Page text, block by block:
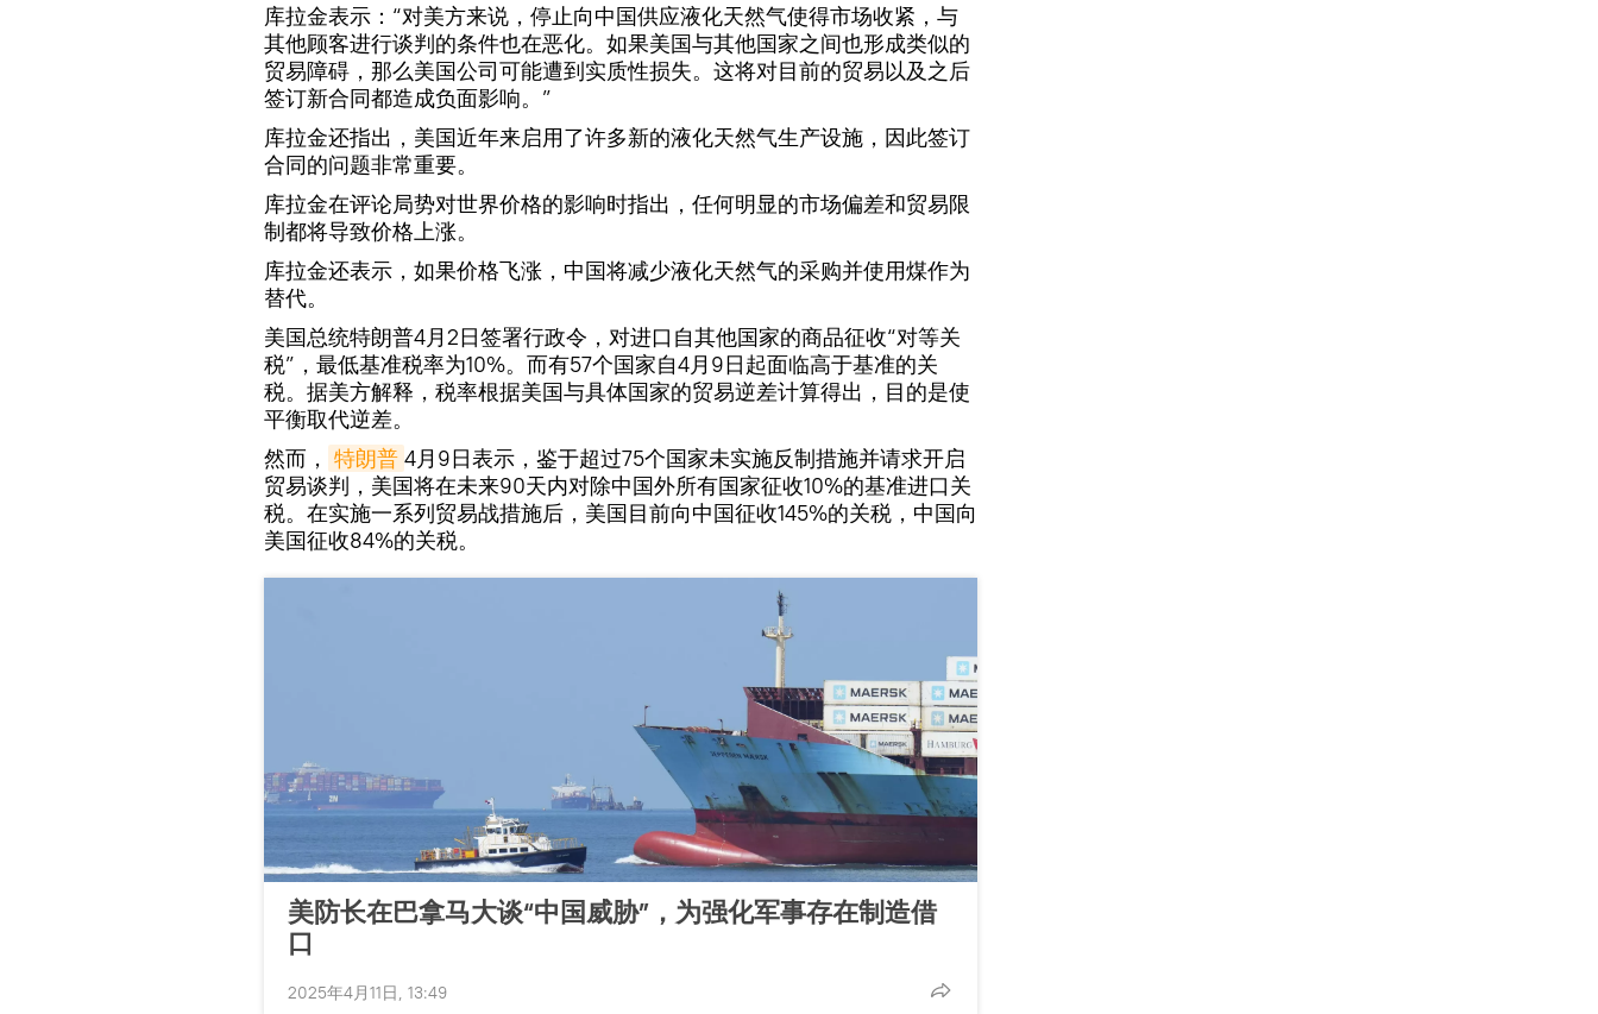
库拉金表示：“对美方来说，停止向中国供应液化天然气使得市场收紧，与
其他顾客进行谈判的条件也在恶化。如果美国与其他国家之间也形成类似的
贸易障碍，那么美国公司可能遭到实质性损失。这将对目前的贸易以及之后
签订新合同都造成负面影响。”
库拉金还指出，美国近年来启用了许多新的液化天然气生产设施，因此签订
合同的问题非常重要。
库拉金在评论局势对世界价格的影响时指出，任何明显的市场偏差和贸易限
制都将导致价格上涨。
库拉金还表示，如果价格飞涨，中国将减少液化天然气的采购并使用煤作为
替代。
美国总统特朗普4月2日签署行政令，对进口自其他国家的商品征收“对等关
税”，最低基准税率为10%。而有57个国家自4月9日起面临高于基准的关
税。据美方解释，税率根据美国与具体国家的贸易逆差计算得出，目的是使
平衡取代逆差。
然而， 特朗普 4月9日表示，鉴于超过75个国家未实施反制措施并请求开启
贸易谈判，美国将在未来90天内对除中国外所有国家征收10%的基准进口关
税。在实施一系列贸易战措施后，美国目前向中国征收145%的关税，中国向
美国征收84%的关税。
美防长在巴拿马大谈“中国威胁”，为强化军事存在制造借
口
2025年4月11日, 13:49